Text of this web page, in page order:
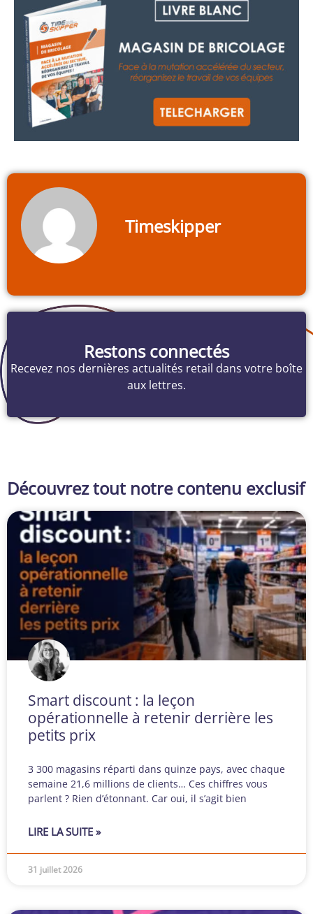
Timeskipper
Restons connectés
Recevez nos dernières actualités retail dans votre boîte
aux lettres.
Découvrez tout notre contenu exclusif
Smart discount : la leçon
opérationnelle à retenir derrière les
petits prix
3 300 magasins réparti dans quinze pays, avec chaque
semaine 21,6 millions de clients… Ces chiffres vous
parlent ? Rien d’étonnant. Car oui, il s’agit bien
LIRE LA SUITE »
31 juillet 2026